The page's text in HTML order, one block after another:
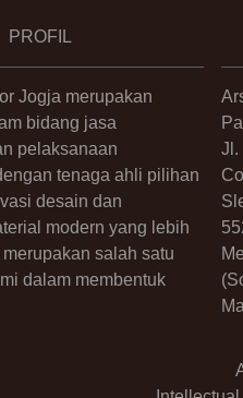
PROFIL
Jogja merupakan
bidang jasa
pelaksanaan
tenaga ahli pilihan
desain dan
modern yang lebih
salah satu
dalam membentuk
Jl.